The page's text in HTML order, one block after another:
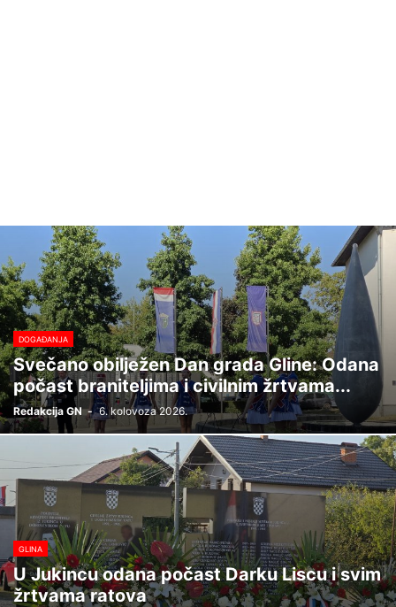
DOGAĐANJA
Svečano obilježen Dan grada Gline: Odana
počast braniteljima i civilnim žrtvama...
Redakcija GN - 6. kolovoza 2026.
GLINA
U Jukincu odana počast Darku Liscu i svim
žrtvama ratova